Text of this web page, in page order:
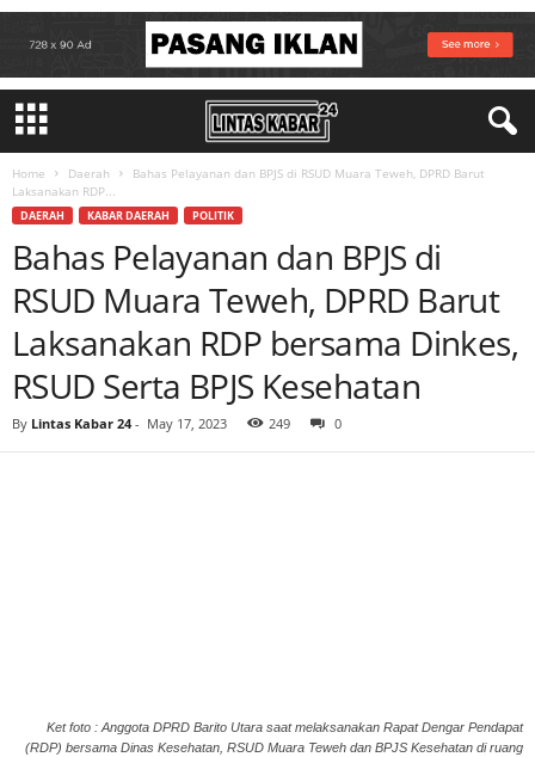
Home Daerah
Bahas Pelayanan dan BPJS di RSUD Muara Teweh, DPRD Barut
Laksanakan RDP...
DAERAH KABAR DAERAH POLITIK
Bahas Pelayanan dan BPJS di
RSUD Muara Teweh, DPRD Barut
Laksanakan RDP bersama Dinkes,
RSUD Serta BPJS Kesehatan
By Lintas Kabar 24- May 17, 2023 249 0
Ket foto : Anggota DPRD Barito Utara saat melaksanakan Rapat Dengar Pendapat
(RDP) bersama Dinas Kesehatan, RSUD Muara Teweh dan BPJS Kesehatan di ruang